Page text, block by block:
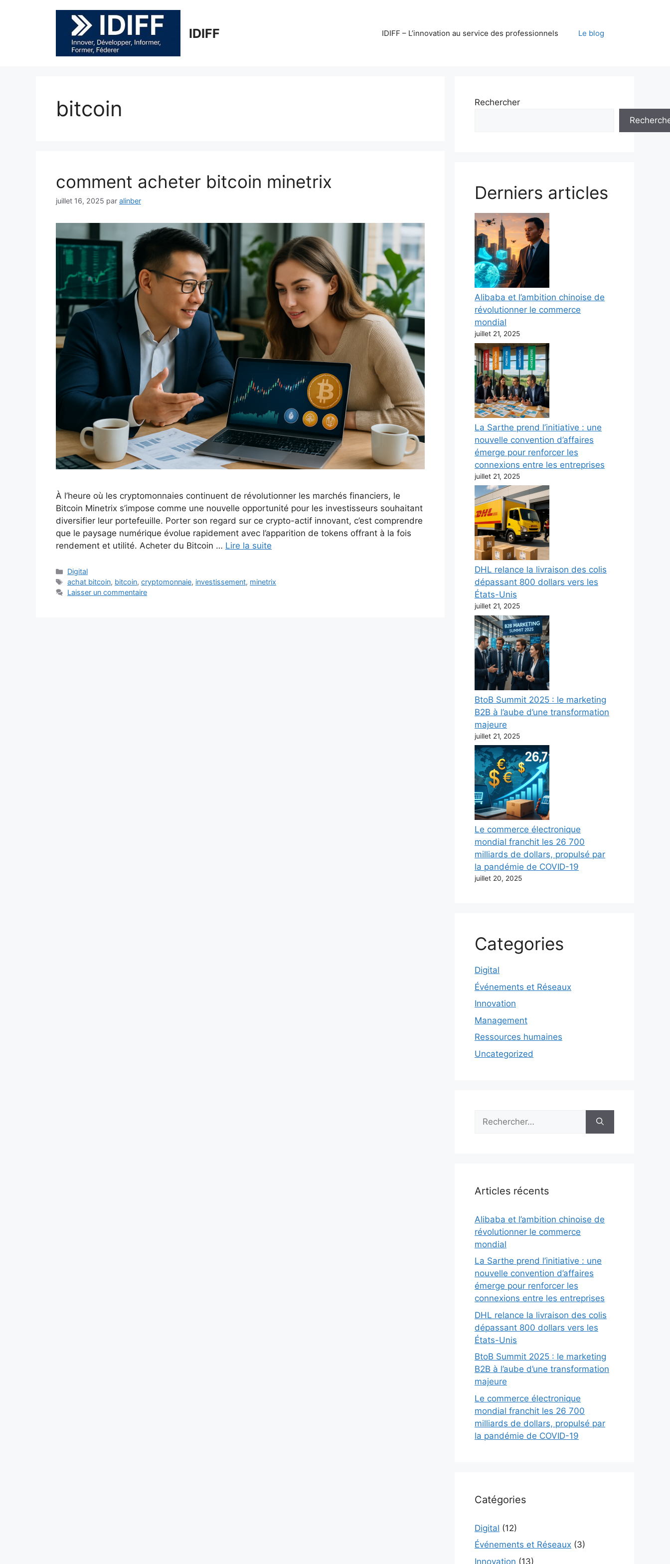
IDIFF IDIFF – L’innovation au service des professionnels Le blog
bitcoin
comment acheter bitcoin minetrix
juillet 16, 2025 par alinber
À l’heure où les cryptomonnaies continuent de révolutionner les marchés financiers, le
Bitcoin Minetrix s’impose comme une nouvelle opportunité pour les investisseurs souhaitant
diversifier leur portefeuille. Porter son regard sur ce crypto-actif innovant, c’est comprendre
que le paysage numérique évolue rapidement avec l’apparition de tokens offrant à la fois
rendement et utilité. Acheter du Bitcoin … Lire la suite
Catégories
Digital
Étiquettes
achat bitcoin, bitcoin,cryptomonnaie, investissement, minetrix
Laisser un commentaire
Rechercher
Derniers articles
Alibaba et l’ambition chinoise de
révolutionner le commerce
mondial
juillet 21, 2025
La Sarthe prend l’initiative : une
nouvelle convention d’affaires
émerge pour renforcer les
connexions entre les entreprises
juillet 21, 2025
DHL relance la livraison des colis
dépassant 800 dollars vers les
États-Unis
juillet 21, 2025
BtoB Summit 2025 : le marketing
B2B à l’aube d’une transformation
majeure
juillet 21, 2025
Le commerce électronique
mondial franchit les 26 700
milliards de dollars, propulsé par
la pandémie de COVID-19
juillet 20, 2025
Categories
Digital
Événements et Réseaux
Innovation
Management
Ressources humaines
Uncategorized
Articles récents
Alibaba et l’ambition chinoise de
révolutionner le commerce
mondial
La Sarthe prend l’initiative : une
nouvelle convention d’affaires
émerge pour renforcer les
connexions entre les entreprises
DHL relance la livraison des colis
dépassant 800 dollars vers les
États-Unis
BtoB Summit 2025 : le marketing
B2B à l’aube d’une transformation
majeure
Le commerce électronique
mondial franchit les 26 700
milliards de dollars, propulsé par
la pandémie de COVID-19
Catégories
Digital (12)
Événements et Réseaux (3)
Innovation (13)